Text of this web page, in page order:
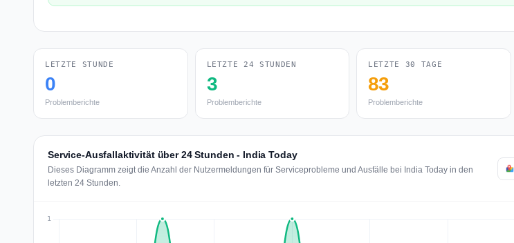
LETZTE STUNDE
0
Problemberichte
LETZTE 24 STUNDEN
3
Problemberichte
LETZTE 30 TAGE
83
Problemberichte
Service-Ausfallaktivität über 24 Stunden - India Today
Dieses Diagramm zeigt die Anzahl der Nutzermeldungen für Serviceprobleme und Ausfälle bei India Today in den
letzten 24 Stunden.